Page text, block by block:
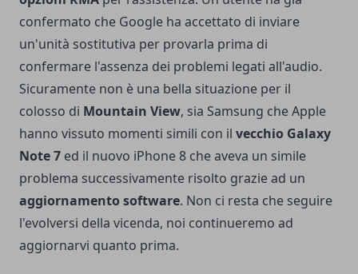
confermato che Google ha accettato di inviare
un'unità sostitutiva per provarla prima di
confermare l'assenza dei problemi legati all'audio.
Sicuramente non è una bella situazione per il
colosso di Mountain View, sia Samsung cheApple
hanno vissuto momenti simili con il vecchio Galaxy
Note 7 ed il nuovo iPhone 8 che aveva un simile
problema successivamente risolto grazie ad un
aggiornamento software. Non ci resta che seguire
l'evolversi della vicenda, noi continueremo ad
aggiornarvi quanto prima.